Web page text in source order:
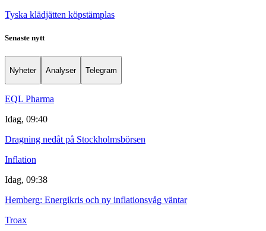
Tyska klädjätten köpstämplas
Senaste nytt
Nyheter Analyser Telegram
EQL Pharma
Idag, 09:40
Dragning nedåt på Stockholmsbörsen
Inflation
Idag, 09:38
Hemberg: Energikris och ny inflationsvåg väntar
Troax